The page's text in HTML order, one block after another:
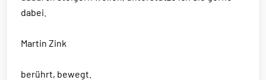
dabei.
Martin Zink
berührt, bewegt.